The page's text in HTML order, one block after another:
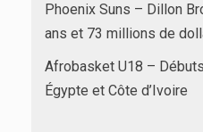
Phoenix Suns – Dillon
ans et 73 millions de
Afrobasket U18 –
Égypte et Côte d’Ivoire